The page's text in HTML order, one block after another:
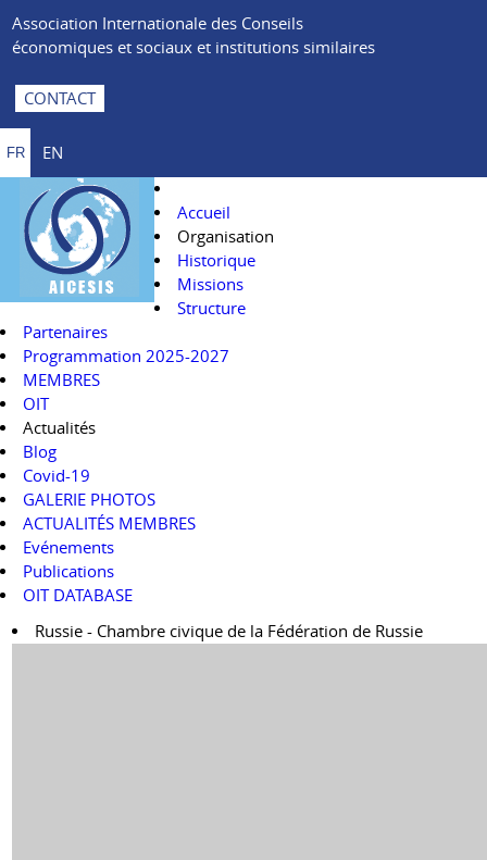
Association Internationale des Conseils
économiques et sociaux et institutions similaires
CONTACT
FR EN
Accueil
Organisation
Historique
Missions
Structure
Partenaires
Programmation 2025-2027
MEMBRES
OIT
Actualités
Blog
Covid-19
GALERIE PHOTOS
ACTUALITÉS MEMBRES
Evénements
Publications
OIT DATABASE
Russie - Chambre civique de la Fédération de Russie